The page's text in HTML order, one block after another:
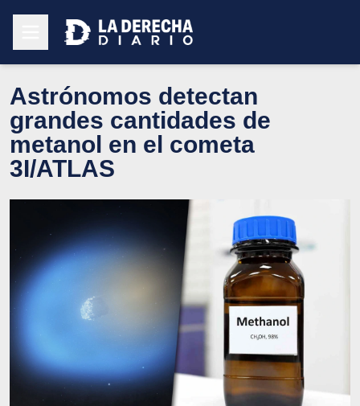
Astrónomos detectan
grandes cantidades de
metanol en el cometa
3I/ATLAS